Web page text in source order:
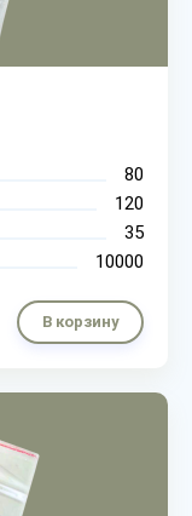
80
120
35
10000
В корзину